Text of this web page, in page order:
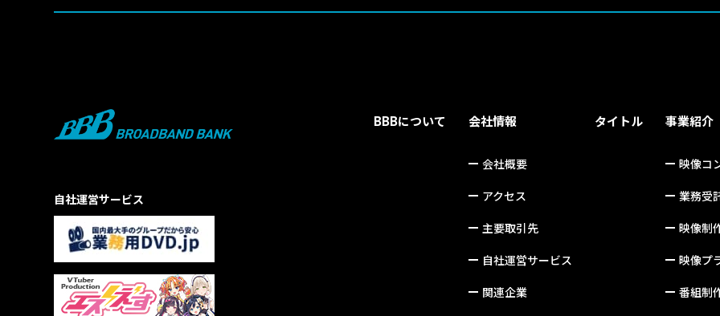
自社運営サービス
BBBについて 会社情報
会社概要
アクセス
主要取引先
自社運営サービス
関連企業
タイトル 事業紹介
映像コ
業務受
映像制
映像プ
番組制